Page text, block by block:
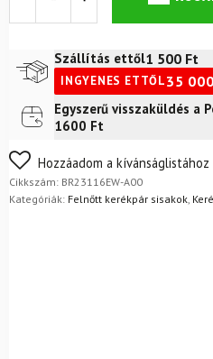
mennyiség
Szállítás ettől1 500 Ft
INGYENES ETTŐL35 000
Futár a címre2 400
FoxPost
Egyszerű visszaküldés a
1600 Ft
Nem biztos a választásában?
egyszerűen visszaküldheti 14
Mik a visszaküldés feltételei?
Hozzáadom a kívánságlistához
Cikkszám: BR23116EW-A00
Kategóriák: Felnőtt kerékpár sisakok